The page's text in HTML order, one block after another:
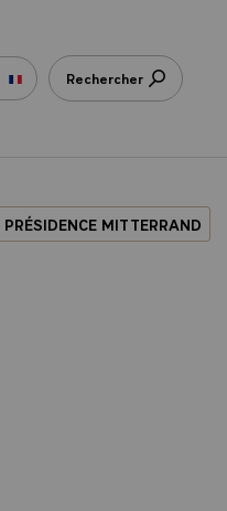
Rechercher
PRÉSIDENCE MITTERRAND